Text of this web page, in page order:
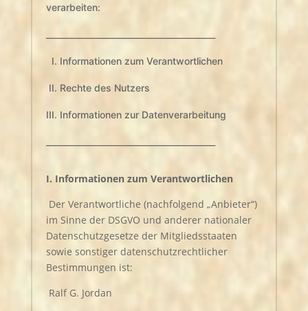
verarbeiten:
I. Informationen zum Verantwortlichen
II. Rechte des Nutzers
III. Informationen zur Datenverarbeitung
I. Informationen zum Verantwortlichen
Der Verantwortliche (nachfolgend „Anbieter“)
im Sinne der DSGVO und anderer nationaler
Datenschutzgesetze der Mitgliedsstaaten
sowie sonstiger datenschutzrechtlicher
Bestimmungen ist:
Ralf G. Jordan